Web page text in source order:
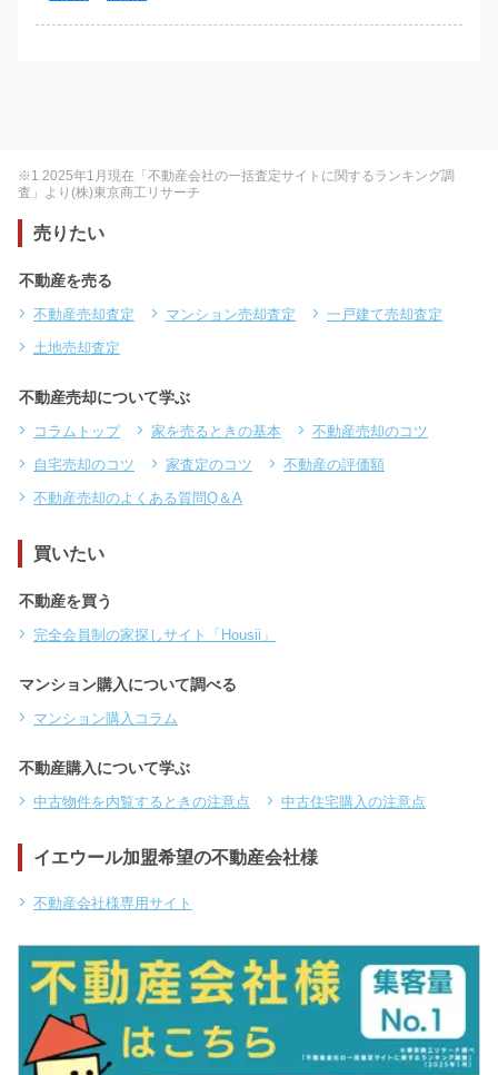
※1 2025年1月現在「不動産会社の一括査定サイトに関するランキング調
査」より(株)東京商工リサーチ
売りたい
不動産を売る
不動産売却査定 マンション売却査定
一戸建て売却査定
土地売却査定
不動産売却について学ぶ
コラムトップ 家を売るときの基本
不動産売却のコツ
自宅売却のコツ
家査定のコツ
不動産の評価額
不動産売却のよくある質問Q＆A
買いたい
不動産を買う
完全会員制の家探しサイト「Housii」
マンション購入について調べる
マンション購入コラム
不動産購入について学ぶ
中古物件を内覧するときの注意点 中古住宅購入の注意点
イエウール加盟希望の不動産会社様
不動産会社様専用サイト